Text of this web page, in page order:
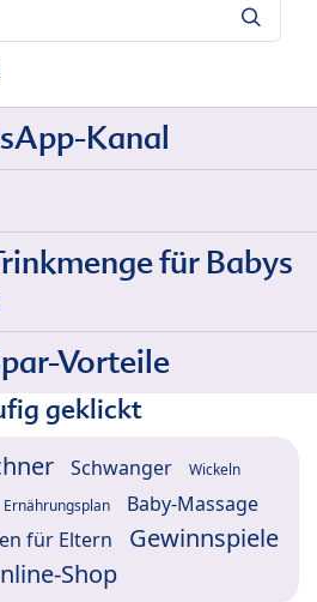
Kanal
für Babys
Vorteile
geklickt
Schwanger Wickeln
Ernährungsplan Baby-Massage
für Eltern
Gewinnspiele
Shop